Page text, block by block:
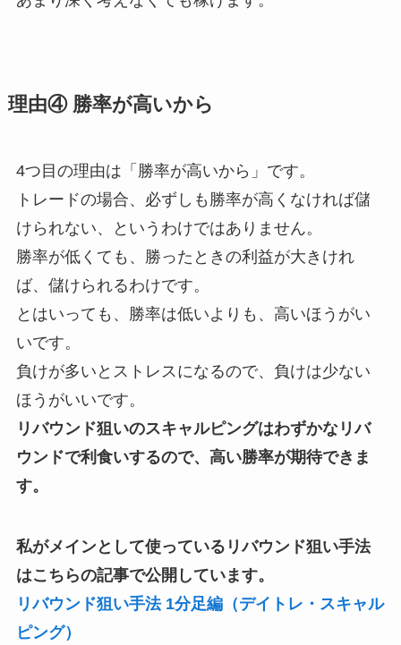
理由④ 勝率が高いから
4つ目の理由は「勝率が高いから」です。
トレードの場合、必ずしも勝率が高くなければ儲
けられない、というわけではありません。
勝率が低くても、勝ったときの利益が大きけれ
ば、儲けられるわけです。
とはいっても、勝率は低いよりも、高いほうがい
いです。
負けが多いとストレスになるので、負けは少ない
ほうがいいです。
リバウンド狙いのスキャルピングはわずかなリバ
ウンドで利食いするので、高い勝率が期待できま
す。
私がメインとして使っているリバウンド狙い手法
はこちらの記事で公開しています。
リバウンド狙い手法 1分足編（デイトレ・スキャル
ピング）